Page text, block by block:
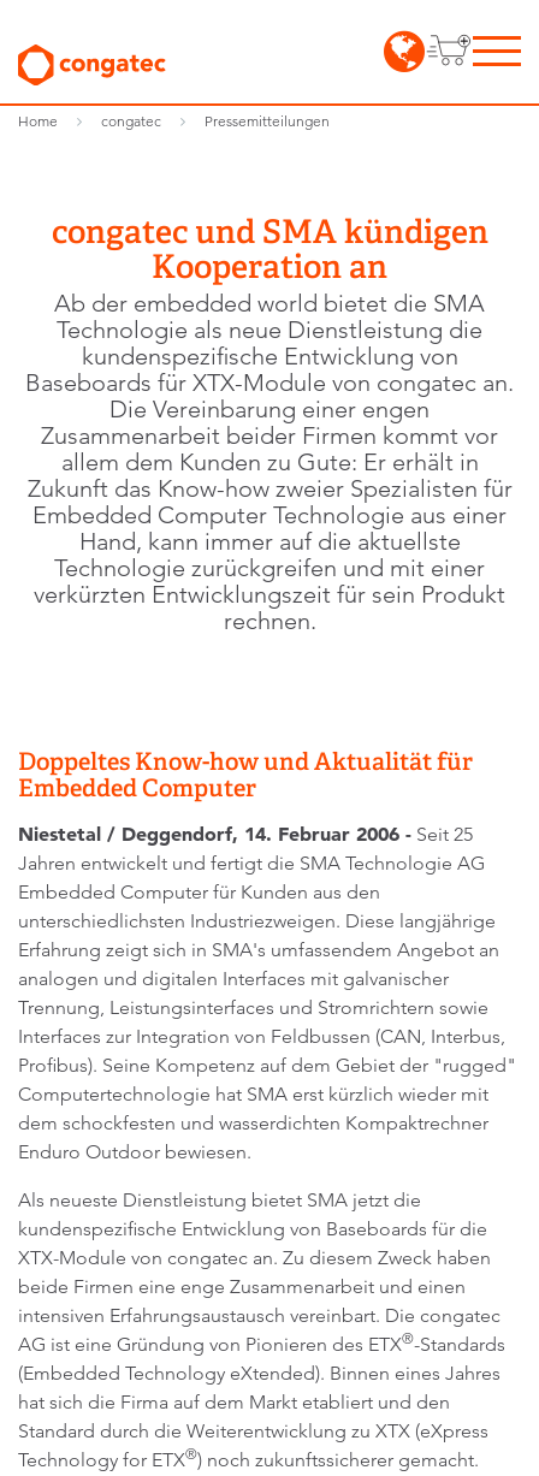
Home congatec Pressemitteilungen
congatec und SMA kündigen
Kooperation an
Ab der embedded world bietet die SMA
Technologie als neue Dienstleistung die
kundenspezifische Entwicklung von
Baseboards für XTX-Module von congatec an.
Die Vereinbarung einer engen
Zusammenarbeit beider Firmen kommt vor
allem dem Kunden zu Gute: Er erhält in
Zukunft das Know-how zweier Spezialisten für
Embedded Computer Technologie aus einer
Hand, kann immer auf die aktuellste
Technologie zurückgreifen und mit einer
verkürzten Entwicklungszeit für sein Produkt
rechnen.
Doppeltes Know-how und Aktualität für
Embedded Computer
Niestetal / Deggendorf, 14. Februar 2006 - Seit 25
Jahren entwickelt und fertigt die SMA Technologie AG
Embedded Computer für Kunden aus den
unterschiedlichsten Industriezweigen. Diese langjährige
Erfahrung zeigt sich in SMA's umfassendem Angebot an
analogen und digitalen Interfaces mit galvanischer
Trennung, Leistungsinterfaces und Stromrichtern sowie
Interfaces zur Integration von Feldbussen (CAN, Interbus,
Profibus). Seine Kompetenz auf dem Gebiet der "rugged"
Computertechnologie hat SMA erst kürzlich wieder mit
dem schockfesten und wasserdichten Kompaktrechner
Enduro Outdoor bewiesen.
Als neueste Dienstleistung bietet SMA jetzt die
kundenspezifische Entwicklung von Baseboards für die
XTX-Module von congatec an. Zu diesem Zweck haben
beide Firmen eine enge Zusammenarbeit und einen
intensiven Erfahrungsaustausch vereinbart. Die congatec
AG ist eine Gründung von Pionieren des ETX®-Standards
(Embedded Technology eXtended). Binnen eines Jahres
hat sich die Firma auf dem Markt etabliert und den
Standard durch die Weiterentwicklung zu XTX (eXpress
Technology for ETX®) noch zukunftssicherer gemacht.